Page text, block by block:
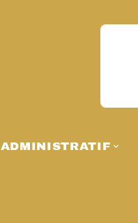
ADMINISTRATIF